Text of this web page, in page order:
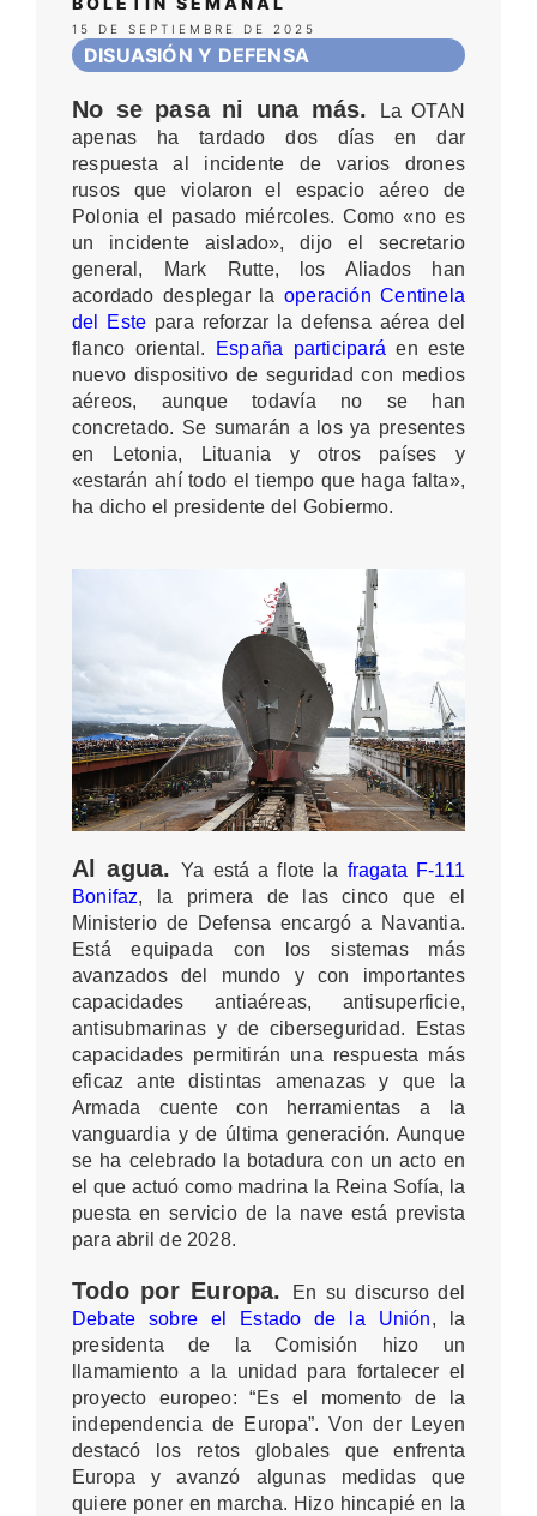
15 DE SEPTIEMBRE DE 2025
DISUASIÓN Y DEFENSA
No se pasa ni una más.
La OTAN
apenas ha tardado dos días en dar
respuesta al incidente de varios drones
rusos que violaron el espacio aéreo de
Polonia el pasado miércoles. Como «no es
un incidente aislado», dijo el secretario
general, Mark Rutte, los Aliados han
acordado desplegar la operación Centinela
del Este para reforzar la defensa aérea del
flanco oriental.
España participará en este
nuevo dispositivo de seguridad con medios
aéreos, aunque todavía no se han
concretado. Se sumarán a los ya presentes
en Letonia, Lituania y otros países y
«estarán ahí todo el tiempo que haga falta»,
ha dicho el presidente del Gobiermo.
Al agua.Ya está a flote la fragata F-111
Bonifaz, la primera de las cinco que el
Ministerio de Defensa encargó a Navantia.
Está equipada con los sistemas más
avanzados del mundo y con importantes
capacidades antiaéreas, antisuperficie,
antisubmarinas y de ciberseguridad. Estas
capacidades permitirán una respuesta más
eficaz ante distintas amenazas y que la
Armada cuente con herramientas a la
vanguardia y de última generación. Aunque
se ha celebrado la botadura con un acto en
el que actuó como madrina la Reina Sofía, la
puesta en servicio de la nave está prevista
para abril de 2028.
Todo por Europa.
En su discurso del
Debate sobre el Estado de la Unión, la
presidenta de la Comisión hizo un
llamamiento a la unidad para fortalecer el
proyecto europeo: “Es el momento de la
independencia de Europa”. Von der Leyen
destacó los retos globales que enfrenta
Europa y avanzó algunas medidas que
quiere poner en marcha. Hizo hincapié en la